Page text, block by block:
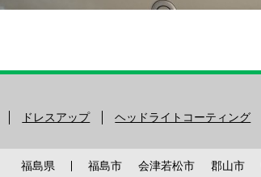
ドレスアップ ヘッドライトコーティング
福島県 福島市 会津若松市 郡山市